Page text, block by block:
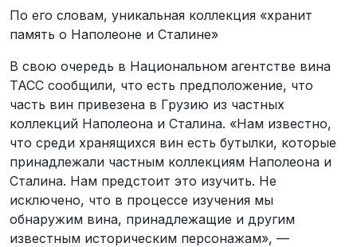
По его словам, уникальная коллекция «хранит
память о Наполеоне и Сталине»
В свою очередь в Национальном агентстве вина
ТАСС сообщили, что есть предположение, что
часть вин привезена в Грузию из частных
коллекций Наполеона и Сталина. «Нам известно,
что среди хранящихся вин есть бутылки, которые
принадлежали частным коллекциям Наполеона и
Сталина. Нам предстоит это изучить. Не
исключено, что в процессе изучения мы
обнаружим вина, принадлежащие и другим
известным историческим персонажам», —